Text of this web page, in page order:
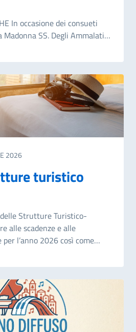
In occasione dei consueti
SS. Degli Ammalati è
di N. 6 postazioni a Piazza
15 Settembre 2025, dalle
per gli esercenti che
di svolgere attività di
sulle aree pubbliche. Per
i seguenti allegati.
2026
turistico
Strutture Turistico-
alle scadenze e alle
l’anno 2026 così come
consultare l'avviso
la relativa documentazione.
S.V. di attenzionare le
relative alla singola
turistico – ricettiva di proprio
all’interno del decreto, anche